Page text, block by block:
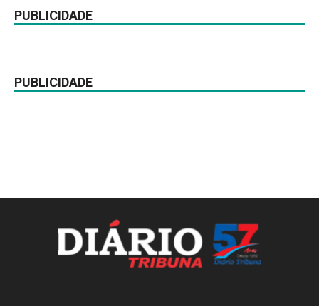
PUBLICIDADE
PUBLICIDADE